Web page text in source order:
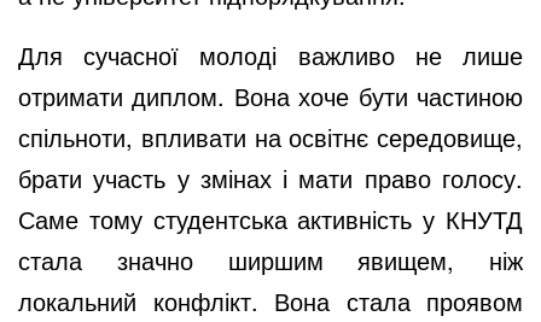
Для сучасної молоді важливо не лише
отримати диплом. Вона хоче бути частиною
спільноти, впливати на освітнє середовище,
брати участь у змінах і мати право голосу.
Саме тому студентська активність у КНУТД
стала значно ширшим явищем, ніж
локальний конфлікт. Вона стала проявом